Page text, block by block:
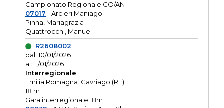
Campionato Regionale CO/AN
07017 - Arcieri Maniago
Pinna, Mariagrazia
Quattrocchi, Manuel
R2608002
dal: 10/01/2026
al: 11/01/2026
Interregionale
Emilia Romagna: Cavriago (RE)
18 m
Gara interregionale 18m